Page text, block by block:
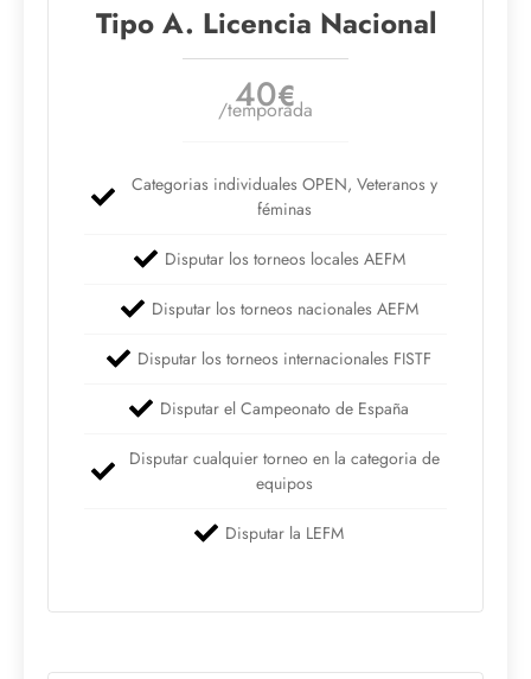
Tipo A. Licencia Nacional
40€
/temporada
Categorias individuales OPEN, Veteranos y
féminas
Disputar los torneos locales AEFM
Disputar los torneos nacionales AEFM
Disputar los torneos internacionales FISTF
Disputar el Campeonato de España
Disputar cualquier torneo en la categoria de
equipos
Disputar la LEFM